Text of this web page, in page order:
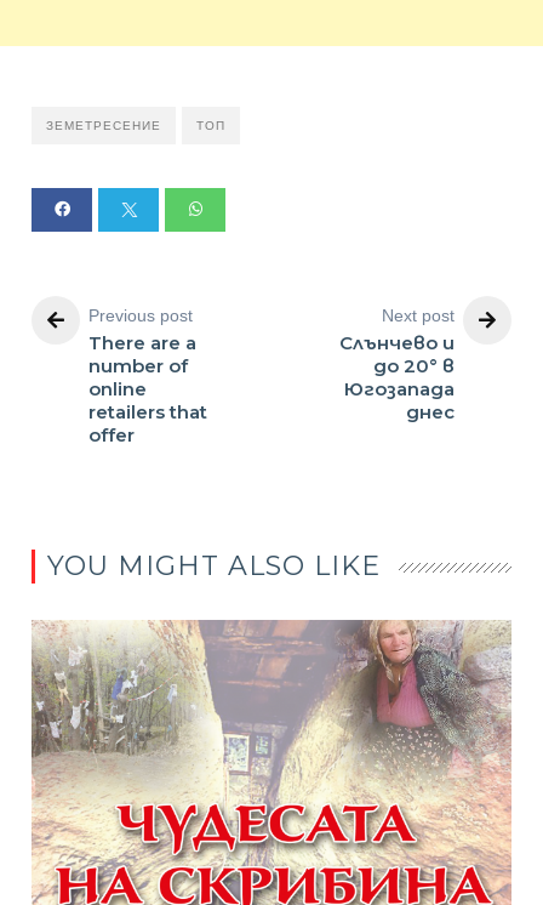
ЗЕМЕТРЕСЕНИЕ ТОП
Previous post
There are a
number of
online
retailers that
offer
Next post
Слънчево и
до 20° в
Югозапада
днес
YOU MIGHT ALSO LIKE